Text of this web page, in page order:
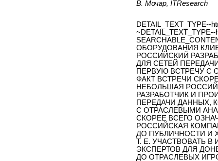
В. Мочар, ITResearch
DETAIL_TEXT_TYPE--
~DETAIL_TEXT_TYPE--
ОБОРУДОВАНИЯ
РОССИЙСКИЙ
ДЛЯ СЕТЕЙ
ПЕРВУЮ ВСТРЕЧУ С
ФАКТ ВСТРЕЧИ
НЕБОЛЬШАЯ
РАЗРАБОТЧИК И
ПЕРЕДАЧИ ДАННЫХ,
С ОТРАСЛЕВЫМИ
СКОРЕЕ ВСЕГО
РОССИЙСКАЯ
ДО ПУБЛИЧНОСТИ И
Т. Е. УЧАСТВОВАТЬ
ЭКСПЕРТОВ ДЛЯ
ДО ОТРАСЛЕВЫХ